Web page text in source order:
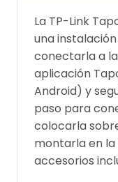
La TP-Link
una
conectarla a
aplicación
Android) y
paso para
colocarla
montarla en
accesorios